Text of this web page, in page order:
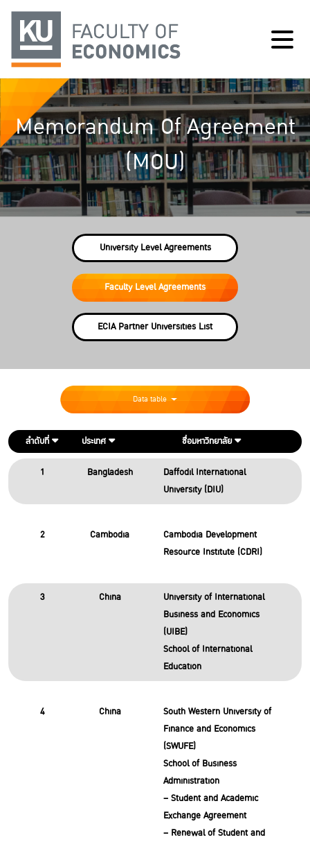
Memorandum Of Agreement
(MOU)
University Level Agreements
Faculty Level Agreements
ECIA Partner Universities List
Data table
ลำดับที่ ประเทศ ชื่อมหาวิทยาลัย
1 Bangladesh
Daffodil International
University (DIU)
2 Cambodia
Cambodia Development
Resource Institute (CDRI)
3 China
University of International
Business and Economics
(UIBE)
School of International
Education
4 China
South Western University of
Finance and Economics
(SWUFE)
School of Business
Administration
– Student and Academic
Exchange Agreement
– Renewal of Student and